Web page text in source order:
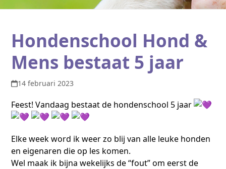
Hondenschool Hond &
Mens bestaat 5 jaar
14 februari 2023
Feest! Vandaag bestaat de hondenschool 5 jaar
Elke week word ik weer zo blij van alle leuke honden
en eigenaren die op les komen.
Wel maak ik bijna wekelijks de “fout” om eerst de